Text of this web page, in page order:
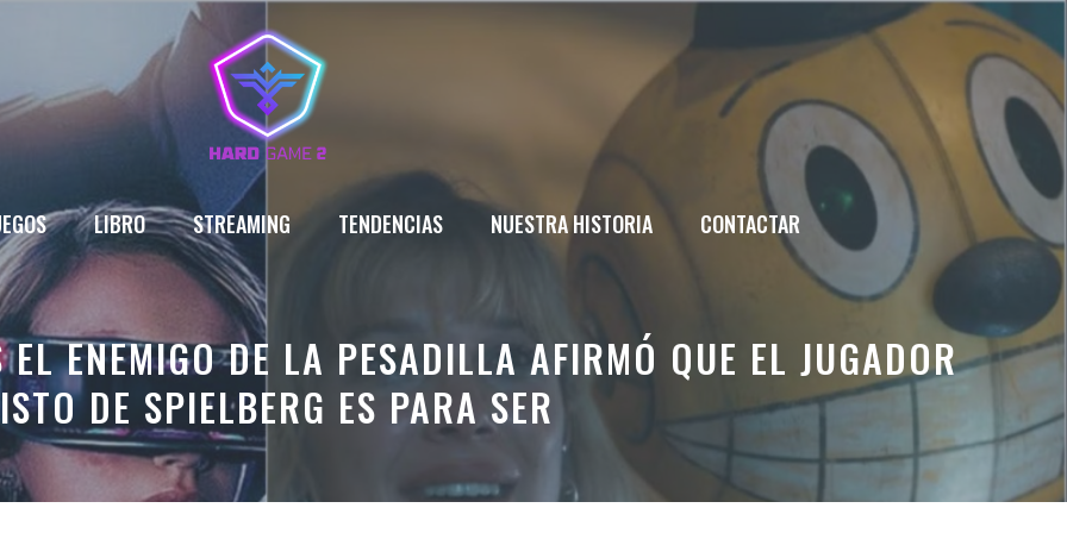
LIBRO STREAMING TENDENCIAS NUESTRA HISTORIA CONTACTAR
EL ENEMIGO DE LA PESADILLA AFIRMÓ QUE EL JUGADOR
DE SPIELBERG ES PARA SER